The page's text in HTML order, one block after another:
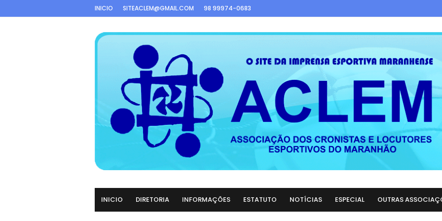
INICIO SITEACLEM@GMAIL.COM 98 99974-0683
INICIO DIRETORIA INFORMAÇÕES ESTATUTO NOTÍCIAS ESPECIAL OUTRAS